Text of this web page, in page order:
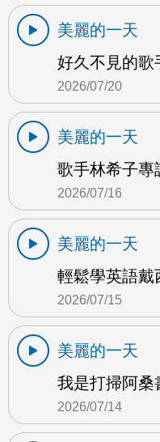
美麗的一天
好久不見的歌
2026/07/20
美麗的一天
歌手林希子專
2026/07/16
美麗的一天
輕鬆學英語戴
2026/07/15
美麗的一天
我是打掃阿桑
2026/07/14